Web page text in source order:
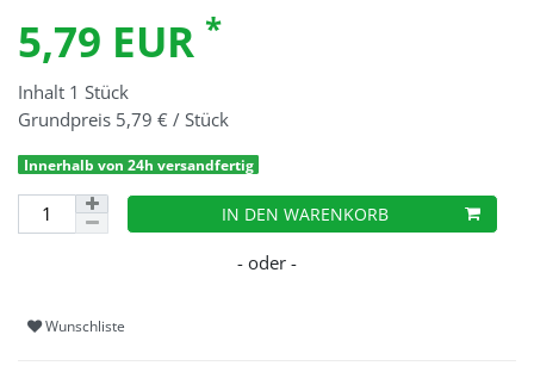
5,79 EUR *
Inhalt 1 Stück
Grundpreis 5,79 € / Stück
Innerhalb von 24h versandfertig
IN DEN WARENKORB
Wunschliste